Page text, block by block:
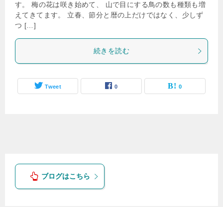
す。 梅の花は咲き始めて、 山で目にする鳥の数も種類も増
えてきてます。 立春、節分と暦の上だけではなく、少しず
つ […]
続きを読む
Tweet 0 0
ブログはこちら